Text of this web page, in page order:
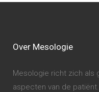
Over Mesologie
Mesologie richt zich als
aspecten van de